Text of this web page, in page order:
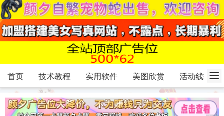
首页 技术教程 实用软件 美图欣赏 活动线报